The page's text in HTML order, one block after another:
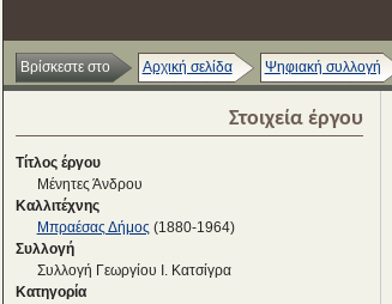
Βρίσκεστε στο Αρχική σελίδα Ψηφιακή συλλογή
Στοιχεία έργου
Τίτλος έργου
Μένητες Άνδρου
Καλλιτέχνης
Μπραέσας Δήμος (1880-1964)
Συλλογή
Συλλογή Γεωργίου Ι. Κατσίγρα
Κατηγορία